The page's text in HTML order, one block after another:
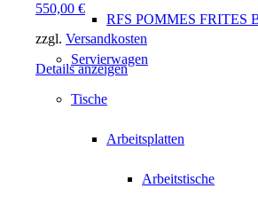
RFS POMMES FRITES
Servierwagen
Tische
Arbeitsplatten
Arbeitstische
550,00 €
zzgl. Versandkosten
Details anzeigen